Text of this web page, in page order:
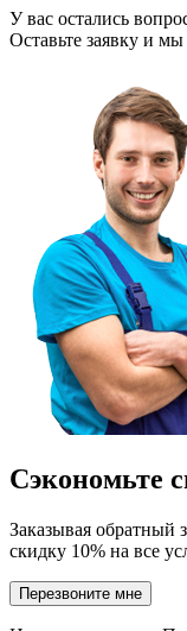
У вас остались
Оставьте заявку и
Сэкономьте
Заказывая обратный
скидку 10% на все
Перезвоните мне